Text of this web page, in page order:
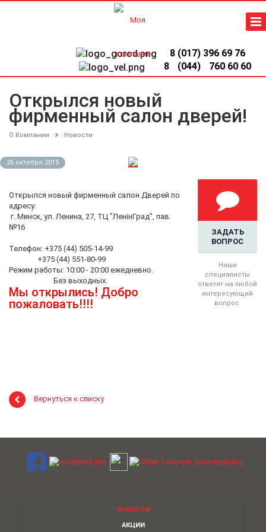
8 (017) 396 69 76
8
(044) 760 60 60
Открылся новый
фирменный салон дверей!
О Компании Новости
ЗАДАТЬ
ВОПРОС
Наши
специалисты
ответят на любой
интересующий
вопрос
26 октября 2015
Открылся новый фирменный салон Дверей по
адресу:
г. Минск, ул. Ленина, 27, ТЦ "ЛенiнГрад", пав.
№16
Телефон: +375 (44) 505-14-99
+375 (44) 551-80-99
Режим работы: 10:00 - 20:00 ежедневно.
Без выходных.
Мы открылись! Добро
пожаловать!!!!
Вернуться к списку
НОВОСТИ
АКЦИИ